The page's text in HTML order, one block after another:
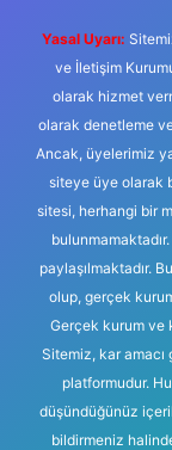
Yasal Uyarı:
ve İletişim
olarak hizmet
olarak denetleme
Ancak, üyelerimiz
siteye üye olarak
sitesi, herhangi bir
paylaşılmaktadır.
olup, gerçek
Gerçek kurum ve
Sitemiz, kar
platformudur.
düşündüğünüz
bildirmeniz